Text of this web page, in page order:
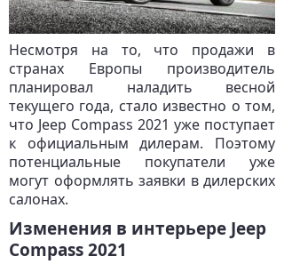
Несмотря на то, что продажи в
странах Европы производитель
планировал наладить весной
текущего года, стало известно о том,
что Jeep Compass 2021 уже поступает
к официальным дилерам. Поэтому
потенциальные покупатели уже
могут оформлять заявки в дилерских
салонах.
Изменения в интерьере Jeep
Compass 2021